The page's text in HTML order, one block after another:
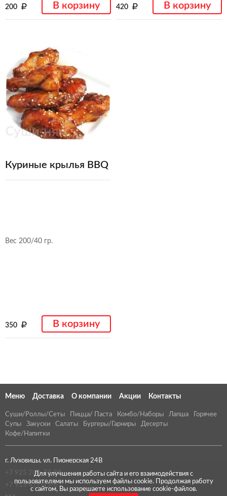
200 В корзину 420 В корзину
Куриные крылья BBQ
Вес 200/40 гр.
350 В корзину
Для улучшения работы сайта и его взаимодействия с
пользователями мы используем файлы cookie. Продолжая работу
с сайтом, Вы разрешаете использование cookie-файлов.
Меню Доставка О компании Акции Контакты
Суши/Роллы/Сеты Пицца/ Паста Комбо/Наборы Лапша
Горячее
Супы
Закуски Салаты Бургеры/Гарниры
Десерты
Кофе/Напитки
г. Луховицы, ул. Пионерская 24В
+7 925 280-73-88
+7 915 477-13-61